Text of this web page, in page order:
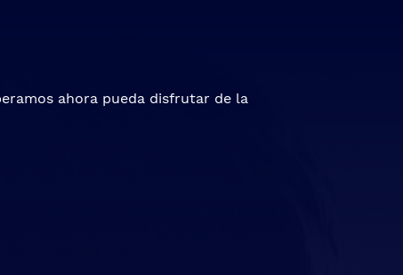
ahora pueda disfrutar de la